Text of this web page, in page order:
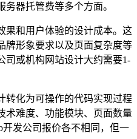
器托管费等多个方面。
果和用户体验的设计成本。这
牌形象要求以及页面复杂度等
司或机构网站设计大约需要1-
转化为可操作的代码实现过程
术难度、功能模块、页面数量
发公司报价各不相同，但一